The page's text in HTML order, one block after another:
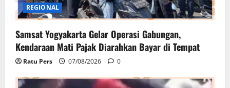
REGIONAL
Samsat Yogyakarta Gelar Operasi Gabungan,
Kendaraan Mati Pajak Diarahkan Bayar di Tempat
Ratu Pers 07/08/2026 0